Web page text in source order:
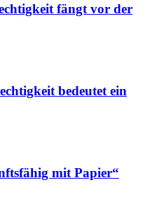
fängt vor der
bedeutet ein
mit Papier“